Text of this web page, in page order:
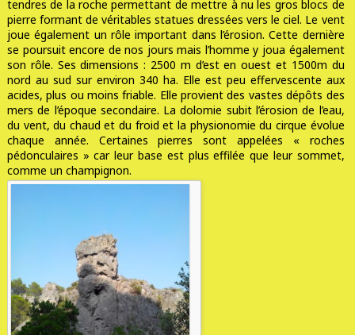
tendres de la roche permettant de mettre à nu les gros blocs de
pierre formant de véritables statues dressées vers le ciel. Le vent
joue également un rôle important dans l’érosion. Cette dernière
se poursuit encore de nos jours mais l’homme y joua également
son rôle. Ses dimensions : 2500 m d’est en ouest et 1500m du
nord au sud sur environ 340 ha. Elle est peu effervescente aux
acides, plus ou moins friable. Elle provient des vastes dépôts des
mers de l’époque secondaire. La dolomie subit l’érosion de l’eau,
du vent, du chaud et du froid et la physionomie du cirque évolue
chaque année. Certaines pierres sont appelées « roches
pédonculaires » car leur base est plus effilée que leur sommet,
comme un champignon.